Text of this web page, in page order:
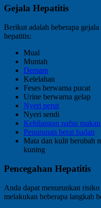
Gejala Hepatitis
Berikut adalah beberapa
hepatitis:
Mual
Muntah
Demam
Kelelahan
Feses berwarna pucat
Urine berwarna gelap
Nyeri perut
Nyeri sendi
Kehilangan nafsu makan
Penurunan berat badan
Mata dan kulit berubah
kuning
Pencegahan Hepatitis
Anda dapat menurunkan
melakukan beberapa langkah